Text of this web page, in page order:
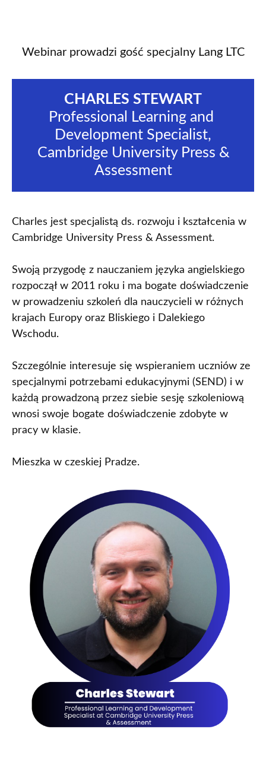
Webinar prowadzi gość specjalny Lang LTC
CHARLES STEWART
Professional Learning and
Development Specialist,
Assessment
Charles jest specjalistą ds. rozwoju i kształcenia w
Cambridge University Press & Assessment.
Swoją przygodę z nauczaniem języka angielskiego
rozpoczął w 2011 roku i ma bogate doświadczenie
w prowadzeniu szkoleń dla nauczycieli w różnych
krajach Europy oraz Bliskiego i Dalekiego
Wschodu.
Szczególnie interesuje się wspieraniem uczniów ze
specjalnymi potrzebami edukacyjnymi (SEND) i w
każdą prowadzoną przez siebie sesję szkoleniową
wnosi swoje bogate doświadczenie zdobyte w
pracy w klasie.
Mieszka w czeskiej Pradze.